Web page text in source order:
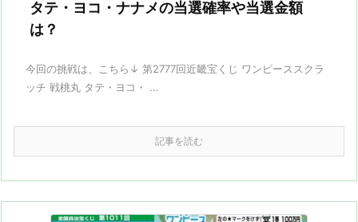
タテ・ヨコ・ナナメの当選確率や当選金額
は？
今回の挑戦は、こちら↓ 第2777回近畿宝くじ ワンピーススクラ
ッチ 戦桃丸 タテ・ヨコ・ ...
記事を読む